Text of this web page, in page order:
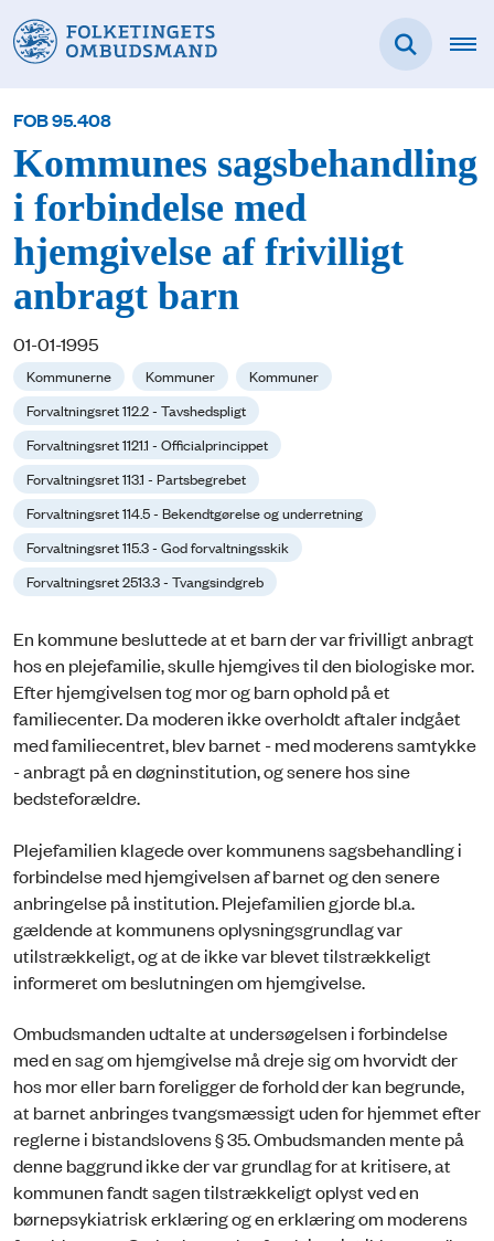
FOB 95.408
Kommunes sagsbehandling
i forbindelse med
hjemgivelse af frivilligt
anbragt barn
01-01-1995
Kommunerne Kommuner
Kommuner
Forvaltningsret 112.2 - Tavshedspligt
Forvaltningsret 1121.1 - Officialprincippet
Forvaltningsret 113.1 - Partsbegrebet
Forvaltningsret 114.5 - Bekendtgørelse og underretning
Forvaltningsret 115.3 - God forvaltningsskik
Forvaltningsret 2513.3 - Tvangsindgreb
En kommune besluttede at et barn der var frivilligt anbragt
hos en plejefamilie, skulle hjemgives til den biologiske mor.
Efter hjemgivelsen tog mor og barn ophold på et
familiecenter. Da moderen ikke overholdt aftaler indgået
med familiecentret, blev barnet - med moderens samtykke
- anbragt på en døgninstitution, og senere hos sine
bedsteforældre.
Plejefamilien klagede over kommunens sagsbehandling i
forbindelse med hjemgivelsen af barnet og den senere
anbringelse på institution. Plejefamilien gjorde bl.a.
gældende at kommunens oplysningsgrundlag var
utilstrækkeligt, og at de ikke var blevet tilstrækkeligt
informeret om beslutningen om hjemgivelse.
Ombudsmanden udtalte at undersøgelsen i forbindelse
med en sag om hjemgivelse må dreje sig om hvorvidt der
hos mor eller barn foreligger de forhold der kan begrunde,
at barnet anbringes tvangsmæssigt uden for hjemmet efter
reglerne i bistandslovens § 35. Ombudsmanden mente på
denne baggrund ikke der var grundlag for at kritisere, at
kommunen fandt sagen tilstrækkeligt oplyst ved en
børnepsykiatrisk erklæring og en erklæring om moderens